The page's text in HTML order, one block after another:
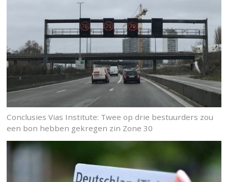
Conclusies Vias Institute: Twee op drie bestuurders zou
een bon hebben gekregen zin Zone 30